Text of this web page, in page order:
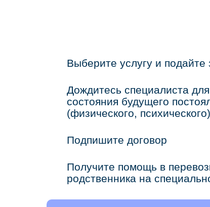
Выберите услугу и подайте
Дождитесь специалиста
состояния будущего
(физического, психического)
Подпишите договор
Получите помощь в
родственника на